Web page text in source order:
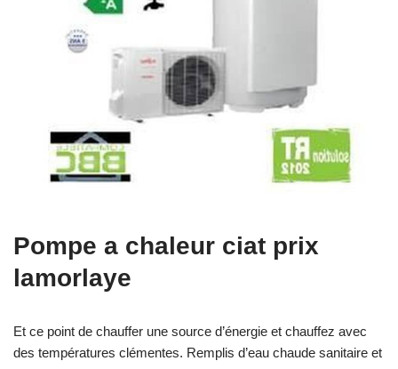
Pompe a chaleur ciat prix
lamorlaye
Et ce point de chauffer une source d’énergie et chauffez avec
des températures clémentes. Remplis d’eau chaude sanitaire et